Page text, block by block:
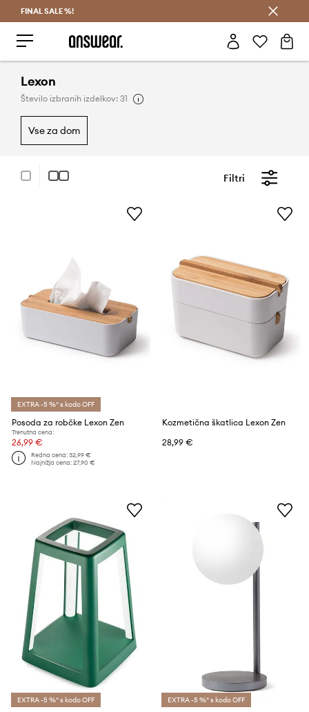
FINAL SALE %!
Lexon
Število izbranih izdelkov: 31
vse za dom
Filtri
EXTRA -5 %* s kodo OFF
Posoda za robčke Lexon Zen
Trenutna cena:
26,99 €
Redna cena:32,99 €
Najnižja cena:27,90 €
Kozmetična škatlica Lexon Zen
28,99 €
EXTRA -5 %* s kodo OFF EXTRA -5 %* s kodo OFF